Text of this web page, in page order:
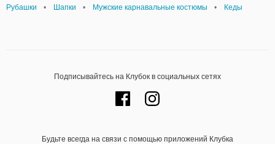
Рубашки
• Шапки • Мужские карнавальные костюмы • Кеды
Подписывайтесь на Клубок в социальных сетях
Будьте всегда на связи с помощью приложений Клубка